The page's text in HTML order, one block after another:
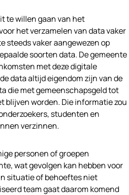
te willen gaan van het
het verzamelen van data vaker
steeds vaker aangewezen op
soorten data. De gemeente
met deze digitale
data altijd eigendom zijn van de
die met gemeenschapsgeld tot
blijven worden. Die informatie zou
studenten en
verzinnen.
personen of groepen
wat gevolgen kan hebben voor
situatie of behoeftes niet
team gaat daarom komend